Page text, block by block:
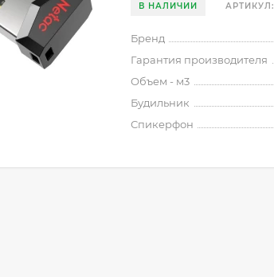
В НАЛИЧИИ АРТИКУЛ:
Бренд
Гарантия производителя
Объем - м3
Будильник
Спикерфон